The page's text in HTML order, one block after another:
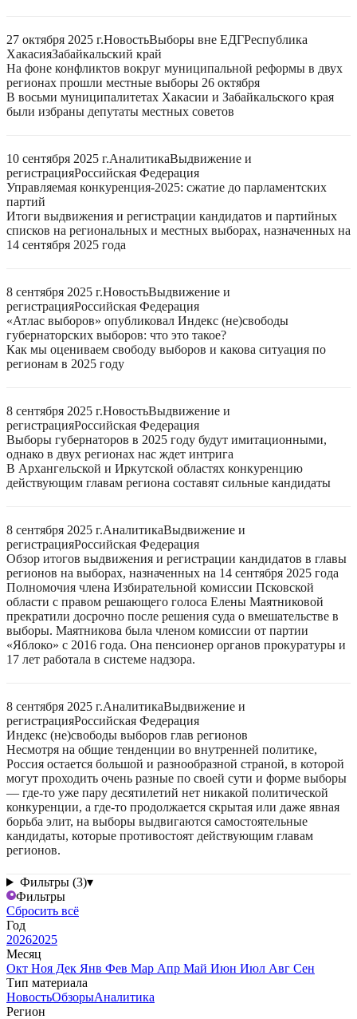
27 октября 2025 г.НовостьВыборы вне ЕДГРеспублика
ХакасияЗабайкальский край
На фоне конфликтов вокруг муниципальной реформы в двух
регионах прошли местные выборы 26 октября
В восьми муниципалитетах Хакасии и Забайкальского края
были избраны депутаты местных советов
10 сентября 2025 г.АналитикаВыдвижение и
регистрацияРоссийская Федерация
Управляемая конкуренция-2025: сжатие до парламентских
партий
Итоги выдвижения и регистрации кандидатов и партийных
списков на региональных и местных выборах, назначенных на
14 сентября 2025 года
8 сентября 2025 г.НовостьВыдвижение и
регистрацияРоссийская Федерация
«Атлас выборов» опубликовал Индекс (не)свободы
губернаторских выборов: что это такое?
Как мы оцениваем свободу выборов и какова ситуация по
регионам в 2025 году
8 сентября 2025 г.НовостьВыдвижение и
регистрацияРоссийская Федерация
Выборы губернаторов в 2025 году будут имитационными,
однако в двух регионах нас ждет интрига
В Архангельской и Иркутской областях конкуренцию
действующим главам региона составят сильные кандидаты
8 сентября 2025 г.АналитикаВыдвижение и
регистрацияРоссийская Федерация
Обзор итогов выдвижения и регистрации кандидатов в главы
регионов на выборах, назначенных на 14 сентября 2025 года
Полномочия члена Избирательной комиссии Псковской
области с правом решающего голоса Елены Маятниковой
прекратили досрочно после решения суда о вмешательстве в
выборы. Маятникова была членом комиссии от партии
«Яблоко» с 2016 года. Она пенсионер органов прокуратуры и
17 лет работала в системе надзора.
8 сентября 2025 г.АналитикаВыдвижение и
регистрацияРоссийская Федерация
Индекс (не)свободы выборов глав регионов
Несмотря на общие тенденции во внутренней политике,
Россия остается большой и разнообразной страной, в которой
могут проходить очень разные по своей сути и форме выборы
— где-то уже пару десятилетий нет никакой политической
конкуренции, а где-то продолжается скрытая или даже явная
борьба элит, на выборы выдвигаются самостоятельные
кандидаты, которые противостоят действующим главам
регионов.
Фильтры (3)▾
Фильтры
Сбросить всё
Год
20262025
Месяц
Окт Ноя Дек Янв Фев Мар Апр Май Июн Июл Авг Сен
Тип материала
НовостьОбзорыАналитика
Регион